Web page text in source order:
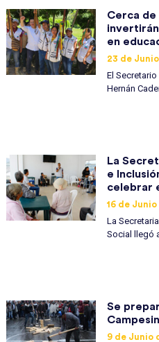
Cerca de
en
23 de
El
Hernán
La
e
celebrar
16 de
La
Social llegó
Se
9 de Junio